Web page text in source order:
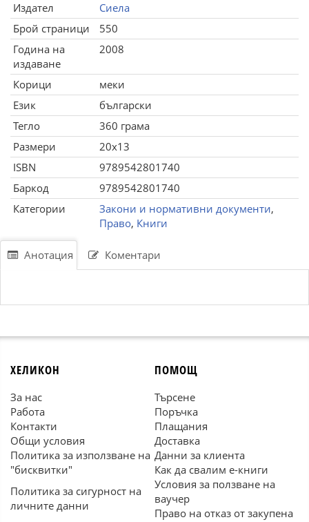
Издател
Сиела
Брой страници
550
Година на
издаване
2008
Корици
меки
Език
български
Тегло
360 грама
Размери
20x13
ISBN
9789542801740
Баркод
9789542801740
Категории
Закони и нормативни документи,
Право, Книги
Анотация Коментари
ХЕЛИКОН
За нас
Работа
Контакти
Общи условия
Политика за използване на
"бисквитки"
Политика за сигурност на
личните данни
ПОМОЩ
Търсене
Поръчка
Плащания
Доставка
Данни за клиента
Как да свалим е-книги
Условия за ползване на
ваучер
Право на отказ от закупена